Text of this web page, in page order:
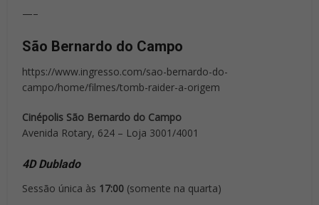
—–
São Bernardo do Campo
https://www.ingresso.com/sao-bernardo-do-
campo/home/filmes/tomb-raider-a-origem
Cinépolis São Bernardo do Campo
Avenida Rotary, 624 – Loja 3001/4001
4D Dublado
Sessão única às 17:00 (somente na quarta)